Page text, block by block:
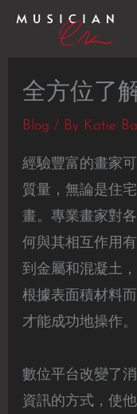
Skip
全方位了
Blog / By Katie
經驗豐富的畫家
質量，無論是住
畫。專業畫家對
何與其相互作用
到金屬和混凝土
根據表面積材料
才能成功地操作。
數位平台改變了
資訊的方式，使